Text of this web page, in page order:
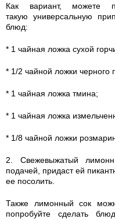
Как вариант, можете
такую универсальную
блюд:
* 1 чайная ложка сухой
* 1/2 чайной ложки черного
* 1 чайная ложка тмина;
* 1 чайная ложка
* 1/8 чайной ложки
2. Свежевыжатый
подачей, придаст ей
ее посолить.
Также лимонный сок
попробуйте сделать